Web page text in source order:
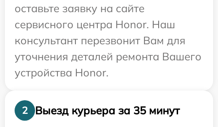
оставьте заявку на сайте
сервисного центра Honor. Наш
консультант перезвонит Вам для
уточнения деталей ремонта Вашего
устройства Honor.
2
Выезд курьера за 35 минут